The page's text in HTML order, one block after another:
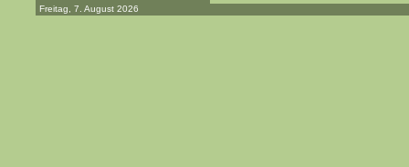
Freitag, 7. August 2026